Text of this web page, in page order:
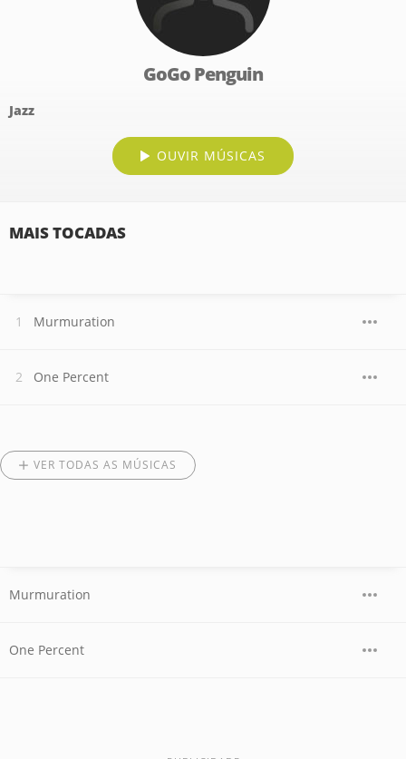
GoGo Penguin
Jazz
OUVIR MÚSICAS
MAIS TOCADAS
Murmuration
One Percent
VER TODAS AS MÚSICAS
Murmuration
One Percent